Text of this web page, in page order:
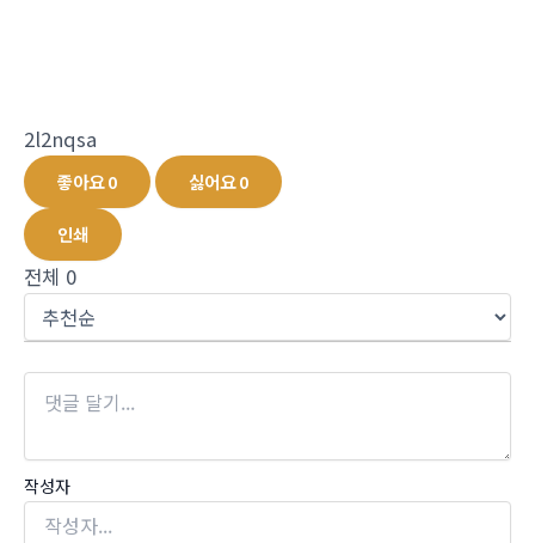
2l2nqsa
좋아요0 싫어요0
인쇄
전체 0
작성자